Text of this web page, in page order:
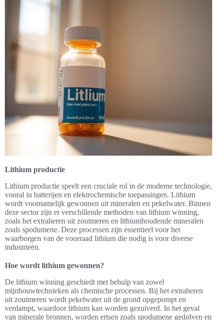
Lithium productie
Lithium productie speelt een cruciale rol in de moderne technologie,
vooral in batterijen en elektrochemische toepassingen. Lithium
wordt voornamelijk gewonnen uit mineralen en pekelwater. Binnen
deze sector zijn er verschillende methoden van lithium winning,
zoals het extraheren uit zoutmeren en lithiumhoudende mineralen
zoals spodumene. Deze processen zijn essentieel voor het
waarborgen van de voorraad lithium die nodig is voor diverse
industrieën.
Hoe wordt lithium gewonnen?
De lithium winning geschiedt met behulp van zowel
mijnbouwtechnieken als chemische processen. Bij het extraheren
uit zoutmeren wordt pekelwater uit de grond opgepompt en
verdampt, waardoor lithium kan worden gezuiverd. In het geval
van minerale bronnen, worden ertsen zoals spodumene gedolven en